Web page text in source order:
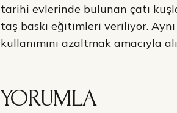
tarihi evlerinde bulunan çatı
taş baskı eğitimleri veriliyor.
kullanımını azaltmak amacıyla
YORUMLA